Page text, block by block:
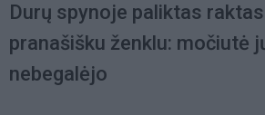
Durų spynoje paliktas
pranašišku ženklu: močiutė
nebegalėjo